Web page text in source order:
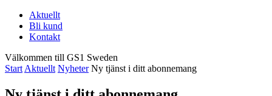
Aktuellt
Bli kund
Kontakt
Välkommen till GS1 Sweden
Start Aktuellt Nyheter Ny tjänst i ditt abonnemang